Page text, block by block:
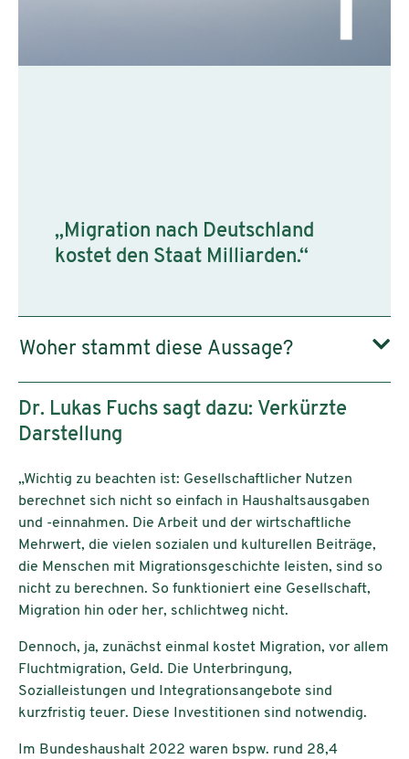
„Migration nach Deutschland
kostet den Staat Milliarden.“
Woher stammt diese Aussage?
Dr. Lukas Fuchs sagt dazu: Verkürzte
Darstellung
„Wichtig zu beachten ist: Gesellschaftlicher Nutzen
berechnet sich nicht so einfach in Haushaltsausgaben
und -einnahmen. Die Arbeit und der wirtschaftliche
Mehrwert, die vielen sozialen und kulturellen Beiträge,
die Menschen mit Migrationsgeschichte leisten, sind so
nicht zu berechnen. So funktioniert eine Gesellschaft,
Migration hin oder her, schlichtweg nicht.
Dennoch, ja, zunächst einmal kostet Migration, vor allem
Fluchtmigration, Geld. Die Unterbringung,
Sozialleistungen und Integrationsangebote sind
kurzfristig teuer. Diese Investitionen sind notwendig.
Im Bundeshaushalt 2022 waren bspw. rund 28,4